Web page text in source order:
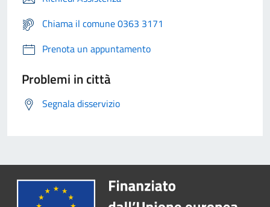
Chiama il comune 0363 3171
Prenota un appuntamento
Problemi in città
Segnala disservizio